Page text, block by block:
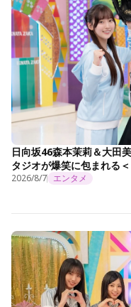
日向坂46森本茉莉＆大田
タジオが爆笑に包まれる
2026/8/7 エンタメ